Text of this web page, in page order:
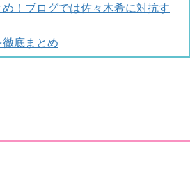
！ブログでは佐々木希に対抗す
底まとめ